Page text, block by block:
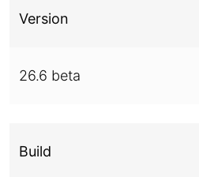
Version
26.6 beta
Build